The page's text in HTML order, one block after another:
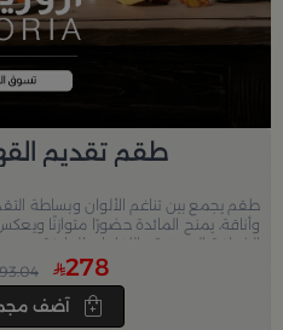
طقم تقديم
طقم يجمع بين تناغم الألوان وبساطة
وأناقة، يمنح المائدة حضورًا متوازنًا
الضيافة الممتدة واللقاءات الهادئة.
278